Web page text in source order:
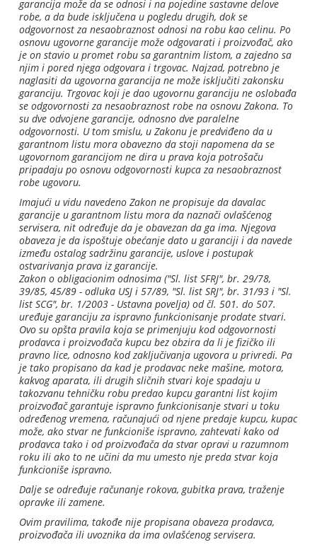
garancija može da se odnosi i na pojedine sastavne delove
robe, a da bude isključena u pogledu drugih, dok se
odgovornost za nesaobraznost odnosi na robu kao celinu. Po
osnovu ugovorne garancije može odgovarati i proizvođač, ako
je on stavio u promet robu sa garantnim listom, a zajedno sa
njim i pored njega odgovara i trgovac. Najzad, potrebno je
naglasiti da ugovorna garancija ne može isključiti zakonsku
garanciju. Trgovac koji je dao ugovornu garanciju ne oslobađa
se odgovornosti za nesaobraznost robe na osnovu Zakona. To
su dve odvojene garancije, odnosno dve paralelne
odgovornosti. U tom smislu, u Zakonu je predviđeno da u
garantnom listu mora obavezno da stoji napomena da se
ugovornom garancijom ne dira u prava koja potrošaču
pripadaju po osnovu odgovornosti kupca za nesaobraznost
robe ugovoru.
Imajući u vidu navedeno Zakon ne propisuje da davalac
garancije u garantnom listu mora da naznači ovlašćenog
servisera, nit određuje da je obavezan da ga ima. Njegova
obaveza je da ispoštuje obećanje dato u garanciji i da navede
između ostalog sadržinu garancije, uslove i postupak
ostvarivanja prava iz garancije.
Zakon o obligacionim odnosima ("Sl. list SFRJ", br. 29/78,
39/85, 45/89 - odluka USJ i 57/89, "Sl. list SRJ", br. 31/93 i "Sl.
list SCG", br. 1/2003 - Ustavna povelja) od čl. 501. do 507.
uređuje garanciju za ispravno funkcionisanje prodate stvari.
Ovo su opšta pravila koja se primenjuju kod odgovornosti
prodavca i proizvođača kupcu bez obzira da li je fizičko ili
pravno lice, odnosno kod zaključivanja ugovora u privredi. Pa
je tako propisano da kad je prodavac neke mašine, motora,
kakvog aparata, ili drugih sličnih stvari koje spadaju u
takozvanu tehničku robu predao kupcu garantni list kojim
proizvođač garantuje ispravno funkcionisanje stvari u toku
određenog vremena, računajući od njene predaje kupcu, kupac
može, ako stvar ne funkcioniše ispravno, zahtevati kako od
prodavca tako i od proizvođača da stvar opravi u razumnom
roku ili ako to ne učini da mu umesto nje preda stvar koja
funkcioniše ispravno.
Dalje se određuje računanje rokova, gubitka prava, traženje
opravke ili zamene.
Ovim pravilima, takođe nije propisana obaveza prodavca,
proizvođača ili uvoznika da ima ovlašćenog servisera.